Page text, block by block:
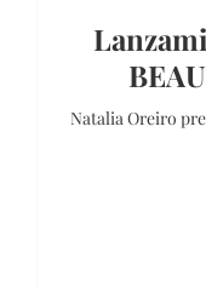
Natalia Oreiro